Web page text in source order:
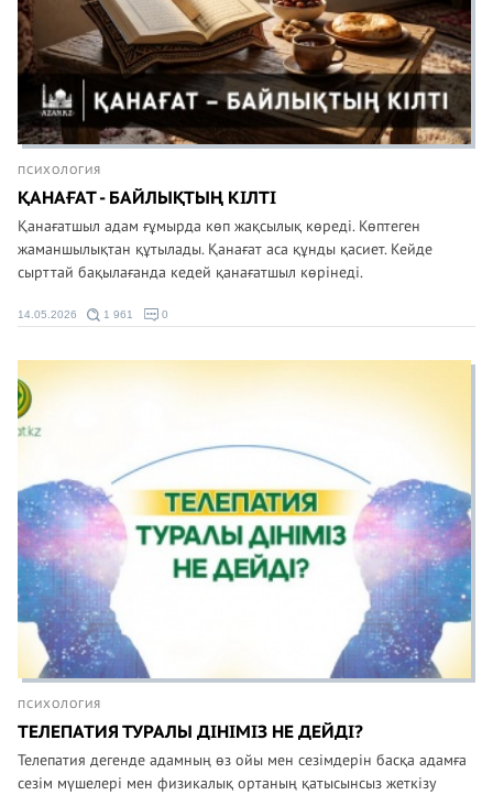
ПСИХОЛОГИЯ
ҚАНАҒАТ - БАЙЛЫҚТЫҢ КІЛТІ
Қанағатшыл адам ғұмырда көп жақсылық көреді. Көптеген
жаманшылықтан құтылады. Қанағат аса құнды қасиет. Кейде
сырттай бақылағанда кедей қанағатшыл көрінеді.
14.05.2026 1 961 0
ПСИХОЛОГИЯ
ТЕЛЕПАТИЯ ТУРАЛЫ ДІНІМІЗ НЕ ДЕЙДІ?
Телепатия дегенде адамның өз ойы мен сезімдерін басқа адамға
сезім мүшелері мен физикалық ортаның қатысынсыз жеткізу